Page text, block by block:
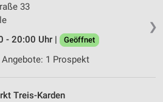
❯
33
- 20:00 Uhr |
Geöffnet
Angebote: 1 Prospekt
Treis-Karden